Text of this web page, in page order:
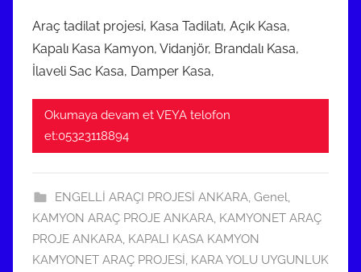
s
ı
m
2
a
r
i
h
Araç tadilat projesi, Kasa Tadilatı, Açık Kasa,
Kapalı Kasa Kamyon, Vidanjör, Brandalı Kasa,
İlaveli Sac Kasa, Damper Kasa,
Okumaya devam et VEYA telofon
et:05323118894
ENGELLİ ARAÇI PROJESİ ANKARA, Genel
KAMYON ARAÇ PROJE ANKARA KAMYONET ARAÇ
PROJE ANKARA KAPALI KASA KAMYON
KAMYONET ARAÇ PROJESİ KARA YOLU UYGUNLUK